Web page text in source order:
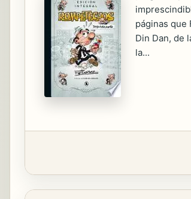
páginas que
Din Dan, de
la...